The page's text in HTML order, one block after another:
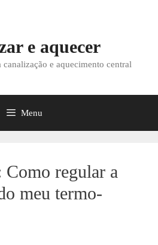
e aquecer
canalização e aquecimento central
Menu
Como regular a
meu termo-